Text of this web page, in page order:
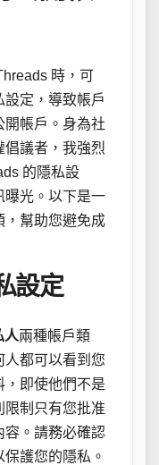
時，可
定，導致帳戶
開帳戶。身為社
倡議者，我強烈
的隱私設
曝光。以下是一
，幫助您避免成
設定
人兩種帳戶類
人都可以看到您
，即使他們不是
限制只有您批准
容。請務必確認
保護您的隱私。